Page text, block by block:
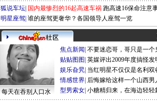
狐说车坛 国内最惨烈的16起高速车祸 跑高速16保命注意
明星座驾 谁的座驾更奢华？各国领导人座驾一览
每天在吞别人口水
焦点新闻 不要迷恋哥，哥只是一个
贴贴图图 英媒评出2009年度搞怪发
娱乐旮旯 当红明星不仅仅是名利双
情感世界 后悔嫁给这样一个山西男
型男索女 小糖精归来，在海边轻轻